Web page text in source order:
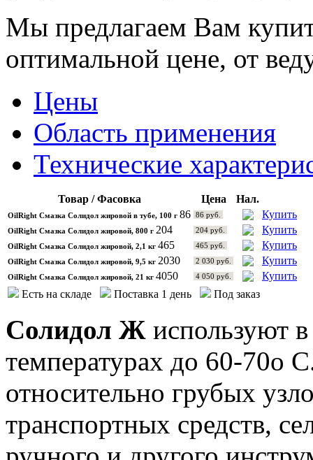
Мы предлагаем Вам
оптимальной цене, от
Цены
Область применения
Технические
Товар / Фасовка Цена Нал.
OilRight Смазка Солидол жировой в тубе, 100 г 86 86 руб. Купить
OilRight Смазка Солидол жировой, 800 г 204 204 руб. Купить
OilRight Смазка Солидол жировой, 2,1 кг 465 465 руб. Купить
OilRight Смазка Солидол жировой, 9,5 кг 2030 2 030 руб. Купить
OilRight Смазка Солидол жировой, 21 кг 4050 4 050 руб.
Купить
Есть на складе
Поставка 1 день Под заказ
Солидол Ж используют
температурах до 60-70о
относительно грубых
транспортных средств,